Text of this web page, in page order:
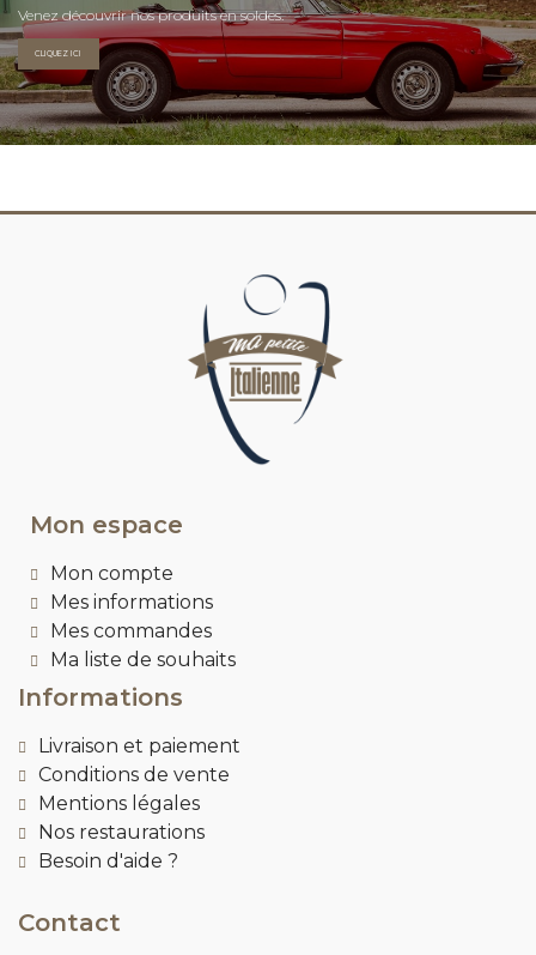
Venez découvrir nos produits en soldes.
CLIQUEZ ICI
Mon espace
Mon compte
Mes informations
Mes commandes
Ma liste de souhaits
Informations
Livraison et paiement
Conditions de vente
Mentions légales
Nos restaurations
Besoin d'aide ?
Contact